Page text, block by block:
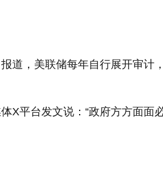
道，美联储每年自行展开审计
X平台发文说：“政府方方面